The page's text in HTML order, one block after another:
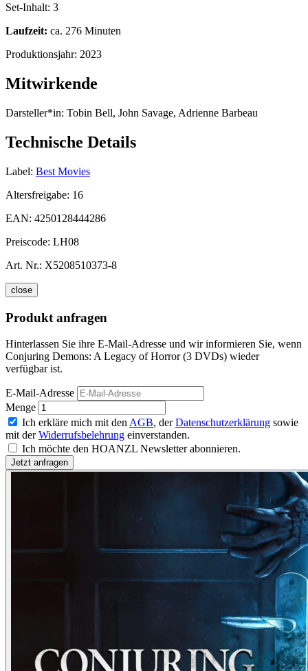
Set-Inhalt: 3
Laufzeit: ca. 276 Minuten
Produktionsjahr: 2023
Mitwirkende
Darsteller*in: Tobin Bell, John Savage, Adrienne Barbeau
Technische Details
Label: Best Movies
Altersfreigabe: 16
EAN: 4250128444286
Preiscode: LH08
Art. Nr.: X5208510373-8
close
Produkt anfragen
Hinterlassen Sie ihre E-Mail-Adresse und wir informieren Sie, wenn
Conjuring Demons: A Legacy of Horror (3 DVDs) wieder
verfügbar ist.
E-Mail-Adresse
Menge
Ich erkläre mich mit den AGB, derDatenschutzerklärung sowie
mit derWiderrufsbelehrung einverstanden.
Ich möchte den HOANZL Newsletter abonnieren.